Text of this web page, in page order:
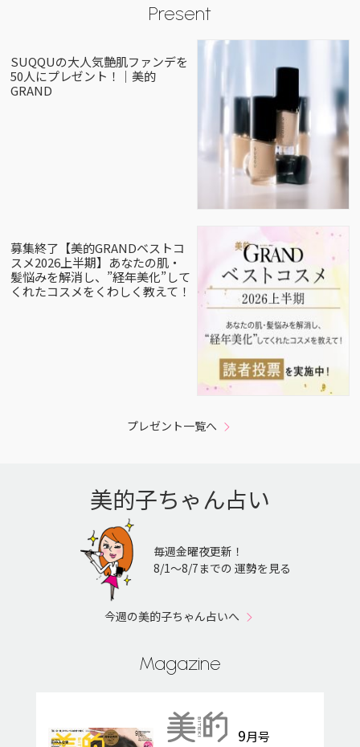
Present
SUQQUの大人気艶肌ファンデを
50人にプレゼント！｜美的
GRAND
募集終了【美的GRANDベストコ
スメ2026上半期】あなたの肌・
髪悩みを解消し、”経年美化”して
くれたコスメをくわしく教えて！
プレゼント一覧へ
美的子ちゃん占い
毎週金曜夜更新！
8/1〜8/7までの 運勢を見る
今週の美的子ちゃん占いへ
Magazine
9月号